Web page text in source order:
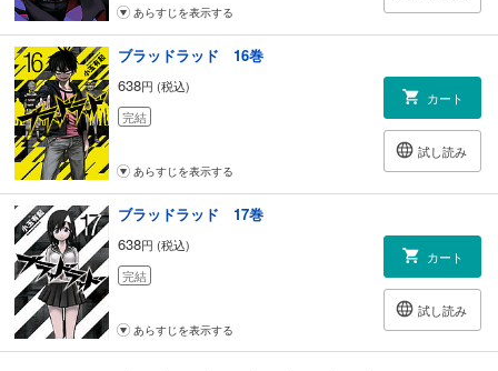
あらすじを表示する
ブラッドラッド 16巻
638円 (税込)
完結
カート
試し読み
あらすじを表示する
ブラッドラッド 17巻
638円 (税込)
完結
カート
試し読み
あらすじを表示する